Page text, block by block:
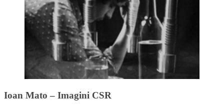
Ioan Mato – Imagini CSR